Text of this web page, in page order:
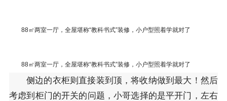
88㎡两室一厅，全屋堪称“教科书式”装修，小户型照着学就对了
88㎡两室一厅，全屋堪称“教科书式”装修，小户型照着学就对了
侧边的衣柜则直接装到顶，将收纳做到最大！然后
考虑到柜门的开关的问题，小哥选择的是平开门，左右